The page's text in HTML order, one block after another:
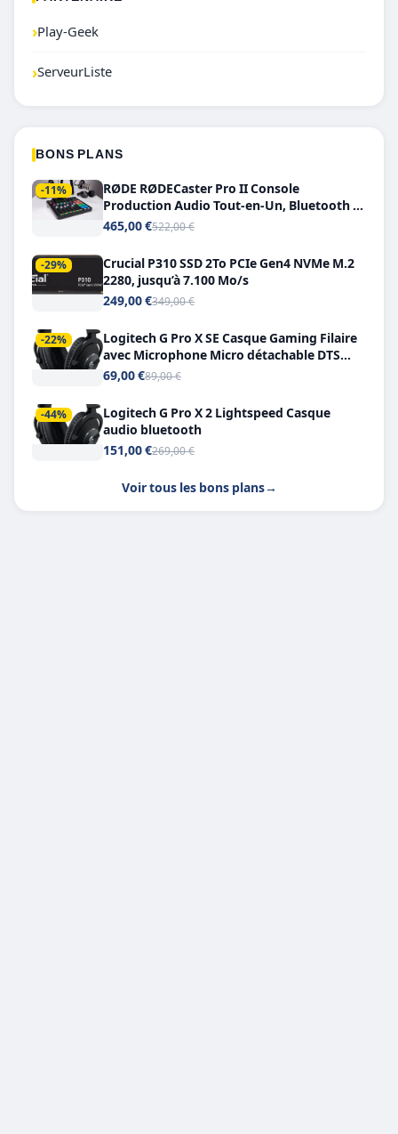
›Play-Geek
›ServeurListe
BONS PLANS
-11%
RØDE RØDECaster Pro II Console
Production Audio Tout-en-Un, Bluetooth et
Double USB-C
465,00 €522,00 €
-29%
Crucial P310 SSD 2To PCIe Gen4 NVMe M.2
2280, jusqu’à 7.100 Mo/s
249,00 €349,00 €
-22%
Logitech G Pro X SE Casque Gaming Filaire
avec Microphone Micro détachable DTS
Headphone X 7.1
69,00 €89,00 €
-44%
Logitech G Pro X 2 Lightspeed Casque
audio bluetooth
151,00 €269,00 €
Voir tous les bons plans→